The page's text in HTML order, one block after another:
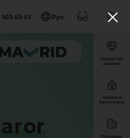
503-63-63 Рус
Открытые
данные
Офисы и
банкоматы
Продажа